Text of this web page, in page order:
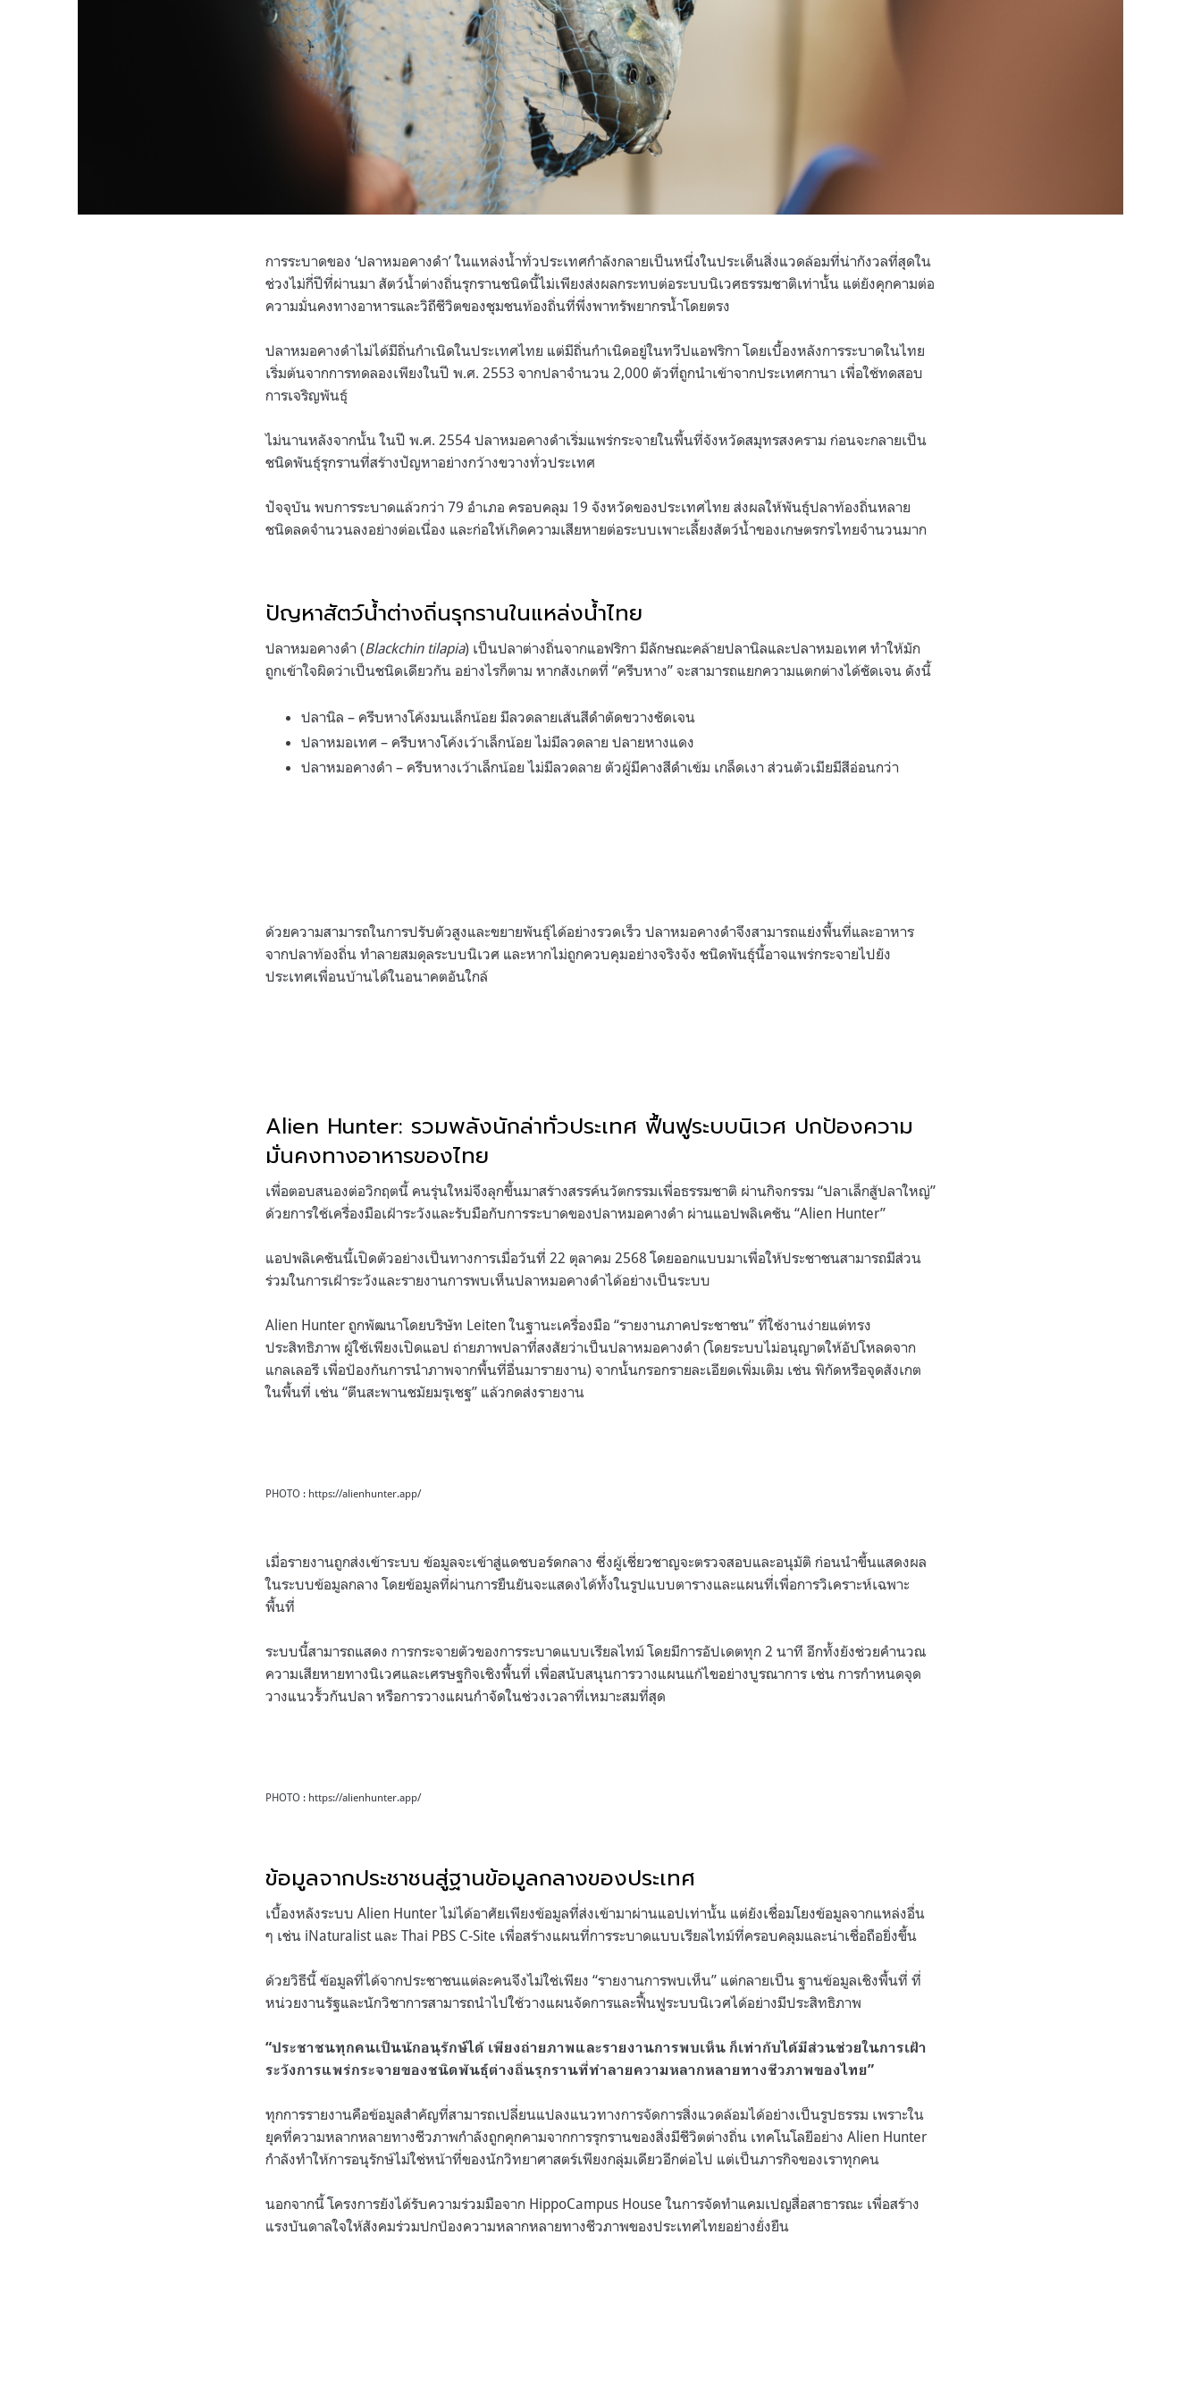
การระบาดของ ‘ปลาหมอคางดำ’ ในแหล่งน้ำทั่วประเทศกำลังกลายเป็นหนึ่งในประเด็นสิ่งแวดล้อมที่น่ากังวลที่สุดใน
ช่วงไม่กี่ปีที่ผ่านมา สัตว์น้ำต่างถิ่นรุกรานชนิดนี้ไม่เพียงส่งผลกระทบต่อระบบนิเวศธรรมชาติเท่านั้น แต่ยังคุกคามต่อ
ความมั่นคงทางอาหารและวิถีชีวิตของชุมชนท้องถิ่นที่พึ่งพาทรัพยากรน้ำโดยตรง
ปลาหมอคางดำไม่ได้มีถิ่นกำเนิดในประเทศไทย แต่มีถิ่นกำเนิดอยู่ในทวีปแอฟริกา โดยเบื้องหลังการระบาดในไทย
เริ่มต้นจากการทดลองเพียงในปี พ.ศ. 2553 จากปลาจำนวน 2,000 ตัวที่ถูกนำเข้าจากประเทศกานา เพื่อใช้ทดสอบ
การเจริญพันธุ์
ไม่นานหลังจากนั้น ในปี พ.ศ. 2554 ปลาหมอคางดำเริ่มแพร่กระจายในพื้นที่จังหวัดสมุทรสงคราม ก่อนจะกลายเป็น
ชนิดพันธุ์รุกรานที่สร้างปัญหาอย่างกว้างขวางทั่วประเทศ
ปัจจุบัน พบการระบาดแล้วกว่า 79 อำเภอ ครอบคลุม 19 จังหวัดของประเทศไทย ส่งผลให้พันธุ์ปลาท้องถิ่นหลาย
ชนิดลดจำนวนลงอย่างต่อเนื่อง และก่อให้เกิดความเสียหายต่อระบบเพาะเลี้ยงสัตว์น้ำของเกษตรกรไทยจำนวนมาก
ปัญหาสัตว์น้ำต่างถิ่นรุกรานในแหล่งน้ำไทย
ปลาหมอคางดำ (Blackchin tilapia) เป็นปลาต่างถิ่นจากแอฟริกา มีลักษณะคล้ายปลานิลและปลาหมอเทศ ทำให้มัก
ถูกเข้าใจผิดว่าเป็นชนิดเดียวกัน อย่างไรก็ตาม หากสังเกตที่ “ครีบหาง” จะสามารถแยกความแตกต่างได้ชัดเจน ดังนี้
ปลานิล – ครีบหางโค้งมนเล็กน้อย มีลวดลายเส้นสีดำตัดขวางชัดเจน
ปลาหมอเทศ – ครีบหางโค้งเว้าเล็กน้อย ไม่มีลวดลาย ปลายหางแดง
ปลาหมอคางดำ – ครีบหางเว้าเล็กน้อย ไม่มีลวดลาย ตัวผู้มีคางสีดำเข้ม เกล็ดเงา ส่วนตัวเมียมีสีอ่อนกว่า
ด้วยความสามารถในการปรับตัวสูงและขยายพันธุ์ได้อย่างรวดเร็ว ปลาหมอคางดำจึงสามารถแย่งพื้นที่และอาหาร
จากปลาท้องถิ่น ทำลายสมดุลระบบนิเวศ และหากไม่ถูกควบคุมอย่างจริงจัง ชนิดพันธุ์นี้อาจแพร่กระจายไปยัง
ประเทศเพื่อนบ้านได้ในอนาคตอันใกล้
Alien Hunter: รวมพลังนักล่าทั่วประเทศ ฟื้นฟูระบบนิเวศ ปกป้องความ
มั่นคงทางอาหารของไทย
เพื่อตอบสนองต่อวิกฤตนี้ คนรุ่นใหม่จึงลุกขึ้นมาสร้างสรรค์นวัตกรรมเพื่อธรรมชาติ ผ่านกิจกรรม “ปลาเล็กสู้ปลาใหญ่”
ด้วยการใช้เครื่องมือเฝ้าระวังและรับมือกับการระบาดของปลาหมอคางดำ ผ่านแอปพลิเคชัน “Alien Hunter”
แอปพลิเคชันนี้เปิดตัวอย่างเป็นทางการเมื่อวันที่ 22 ตุลาคม 2568 โดยออกแบบมาเพื่อให้ประชาชนสามารถมีส่วน
ร่วมในการเฝ้าระวังและรายงานการพบเห็นปลาหมอคางดำได้อย่างเป็นระบบ
Alien Hunter ถูกพัฒนาโดยบริษัท Leiten ในฐานะเครื่องมือ “รายงานภาคประชาชน” ที่ใช้งานง่ายแต่ทรง
ประสิทธิภาพ ผู้ใช้เพียงเปิดแอป ถ่ายภาพปลาที่สงสัยว่าเป็นปลาหมอคางดำ (โดยระบบไม่อนุญาตให้อัปโหลดจาก
แกลเลอรี เพื่อป้องกันการนำภาพจากพื้นที่อื่นมารายงาน) จากนั้นกรอกรายละเอียดเพิ่มเติม เช่น พิกัดหรือจุดสังเกต
ในพื้นที่ เช่น “ตีนสะพานชมัยมรุเชฐ” แล้วกดส่งรายงาน
PHOTO : https://alienhunter.app/
เมื่อรายงานถูกส่งเข้าระบบ ข้อมูลจะเข้าสู่แดชบอร์ดกลาง ซึ่งผู้เชี่ยวชาญจะตรวจสอบและอนุมัติ ก่อนนำขึ้นแสดงผล
ในระบบข้อมูลกลาง โดยข้อมูลที่ผ่านการยืนยันจะแสดงได้ทั้งในรูปแบบตารางและแผนที่เพื่อการวิเคราะห์เฉพาะ
พื้นที่
ระบบนี้สามารถแสดง การกระจายตัวของการระบาดแบบเรียลไทม์ โดยมีการอัปเดตทุก 2 นาที อีกทั้งยังช่วยคำนวณ
ความเสียหายทางนิเวศและเศรษฐกิจเชิงพื้นที่ เพื่อสนับสนุนการวางแผนแก้ไขอย่างบูรณาการ เช่น การกำหนดจุด
วางแนวรั้วกันปลา หรือการวางแผนกำจัดในช่วงเวลาที่เหมาะสมที่สุด
PHOTO : https://alienhunter.app/
ข้อมูลจากประชาชนสู่ฐานข้อมูลกลางของประเทศ
เบื้องหลังระบบ Alien Hunter ไม่ได้อาศัยเพียงข้อมูลที่ส่งเข้ามาผ่านแอปเท่านั้น แต่ยังเชื่อมโยงข้อมูลจากแหล่งอื่น
ๆ เช่น iNaturalist และ Thai PBS C-Site เพื่อสร้างแผนที่การระบาดแบบเรียลไทม์ที่ครอบคลุมและน่าเชื่อถือยิ่งขึ้น
ด้วยวิธีนี้ ข้อมูลที่ได้จากประชาชนแต่ละคนจึงไม่ใช่เพียง “รายงานการพบเห็น” แต่กลายเป็น ฐานข้อมูลเชิงพื้นที่ ที่
หน่วยงานรัฐและนักวิชาการสามารถนำไปใช้วางแผนจัดการและฟื้นฟูระบบนิเวศได้อย่างมีประสิทธิภาพ
“ประชาชนทุกคนเป็นนักอนุรักษ์ได้ เพียงถ่ายภาพและรายงานการพบเห็น ก็เท่ากับได้มีส่วนช่วยในการเฝ้า
ระวังการแพร่กระจายของชนิดพันธุ์ต่างถิ่นรุกรานที่ทำลายความหลากหลายทางชีวภาพของไทย”
ทุกการรายงานคือข้อมูลสำคัญที่สามารถเปลี่ยนแปลงแนวทางการจัดการสิ่งแวดล้อมได้อย่างเป็นรูปธรรม เพราะใน
ยุคที่ความหลากหลายทางชีวภาพกำลังถูกคุกคามจากการรุกรานของสิ่งมีชีวิตต่างถิ่น เทคโนโลยีอย่าง Alien Hunter
กำลังทำให้การอนุรักษ์ไม่ใช่หน้าที่ของนักวิทยาศาสตร์เพียงกลุ่มเดียวอีกต่อไป แต่เป็นภารกิจของเราทุกคน
นอกจากนี้ โครงการยังได้รับความร่วมมือจาก HippoCampus House ในการจัดทำแคมเปญสื่อสาธารณะ เพื่อสร้าง
แรงบันดาลใจให้สังคมร่วมปกป้องความหลากหลายทางชีวภาพของประเทศไทยอย่างยั่งยืน